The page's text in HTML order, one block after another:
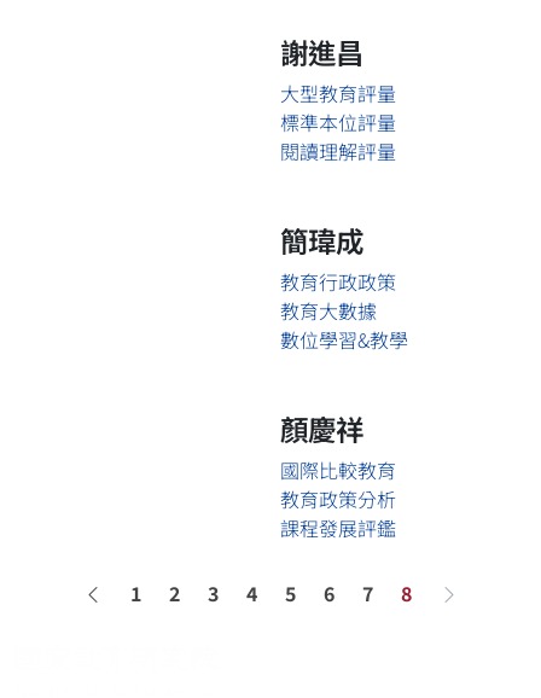
謝進昌
大型教育評量
標準本位評量
閱讀理解評量
簡瑋成
教育行政政策
教育大數據
數位學習&教學
顏慶祥
國際比較教育
教育政策分析
課程發展評鑑
上一頁
1 2 3 4 5 6 7 8 下一頁